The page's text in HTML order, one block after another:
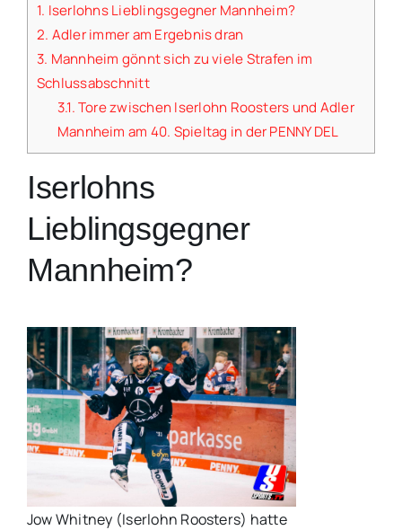
1. Iserlohns Lieblingsgegner Mannheim?
2. Adler immer am Ergebnis dran
3. Mannheim gönnt sich zu viele Strafen im
Schlussabschnitt
3.1.Tore zwischen Iserlohn Roosters und Adler
Mannheim am 40. Spieltag in der PENNY DEL
Iserlohns
Lieblingsgegner
Mannheim?
Jow Whitney (Iserlohn Roosters) hatte